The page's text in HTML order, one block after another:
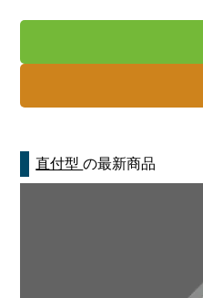
直付型の最新商品